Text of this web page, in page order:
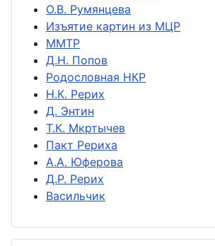
О.В. Румянцева
Изъятие картин из МЦР
ММТР
Д.Н. Попов
Родословная НКР
Н.К. Рерих
Д. Энтин
Т.К. Мкртычев
Пакт Рериха
А.А. Юферова
Д.Р. Рерих
Васильчик